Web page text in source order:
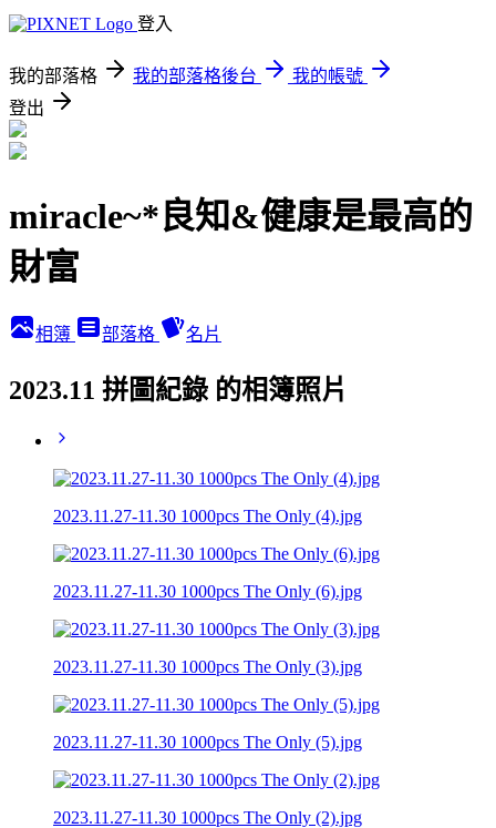
登入
我的部落格 我的部落格後台
我的帳號
登出
miracle~*良知&健康是最高的
財富
相簿 部落格 名片
2023.11 拼圖紀錄 的相簿照片
2023.11.27-11.30 1000pcs The Only (4).jpg
2023.11.27-11.30 1000pcs The Only (6).jpg
2023.11.27-11.30 1000pcs The Only (3).jpg
2023.11.27-11.30 1000pcs The Only (5).jpg
2023.11.27-11.30 1000pcs The Only (2).jpg